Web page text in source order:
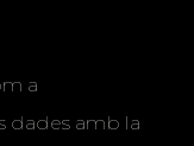
a
dades amb la